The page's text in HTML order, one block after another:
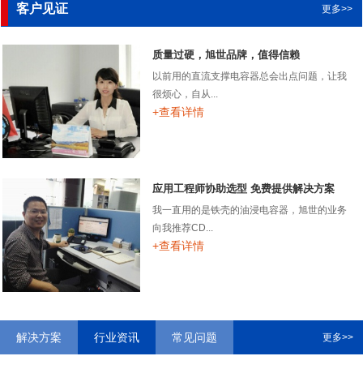
客户见证 更多>>
质量过硬，旭世品牌，值得信赖
以前用的直流支撑电容器总会出点问题，让我
很烦心，自从...
+查看详情
应用工程师协助选型 免费提供解决方案
我一直用的是铁壳的油浸电容器，旭世的业务
向我推荐CD...
+查看详情
解决方案 行业资讯 常见问题 更多>>